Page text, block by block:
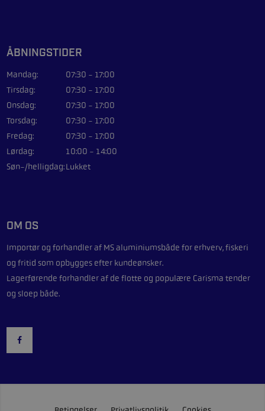
ÅBNINGSTIDER
Mandag:
07:30 - 17:00
Tirsdag:
07:30 - 17:00
Onsdag:
07:30 - 17:00
Torsdag:
07:30 - 17:00
Fredag:
07:30 - 17:00
Lørdag:
10:00 - 14:00
Søn-/helligdag:Lukket
OM OS
Importør og forhandler af MS aluminiumsbåde for erhverv, fiskeri
og fritid som opbygges efter kundeønsker.
Lagerførende forhandler af de flotte og populære Carisma tender
og sloep både.